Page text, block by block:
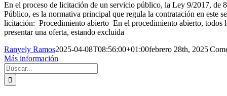
En el proceso de licitación de un servicio público, la Ley 9/2017, de
Público, es la normativa principal que regula la contratación en este
licitación: Procedimiento abierto En el procedimiento abierto, todos
presentar una oferta, estando excluida
Ranyely Ramos2025-04-08T08:56:00+01:00febrero 28th, 2025|
Más información
Buscar: